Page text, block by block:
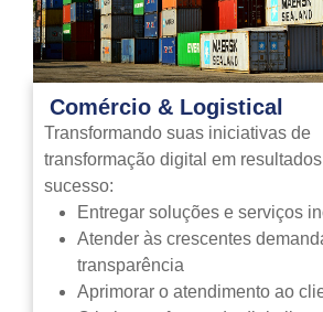
Comércio & Logistical
Transformando suas iniciativas de
transformação digital em
sucesso:
Entregar soluções e serviços
Atender às crescentes
transparência
Aprimorar o atendimento ao